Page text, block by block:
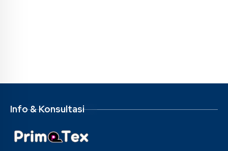
Info & Konsultasi